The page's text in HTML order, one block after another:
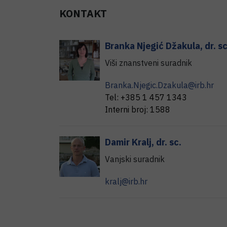
KONTAKT
Branka Njegić Džakula, dr.
Viši znanstveni suradnik
Branka.Njegic.Dzakula@irb.hr
Tel: +385 1 457 1343
Interni broj: 1588
Damir Kralj, dr. sc.
Vanjski suradnik
kralj@irb.hr